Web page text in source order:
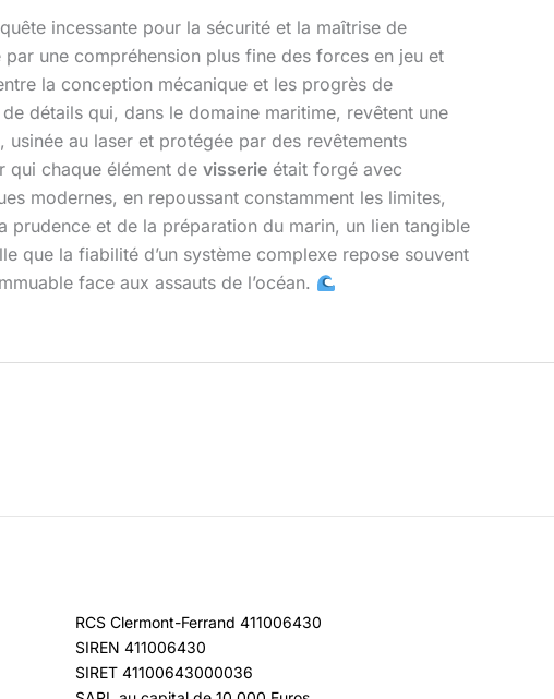
incessante pour la sécurité et la maîtrise de
une compréhension plus fine des forces en jeu et
la conception mécanique et les progrès de
détails qui, dans le domaine maritime, revêtent une
usinée au laser et protégée par des revêtements
qui chaque élément de visserie était forgé avec
modernes, en repoussant constamment les limites,
prudence et de la préparation du marin, un lien tangible
que la fiabilité d’un système complexe repose souvent
face aux assauts de l’océan.
RCS Clermont-Ferrand 411006430
SIREN 411006430
SIRET 41100643000036